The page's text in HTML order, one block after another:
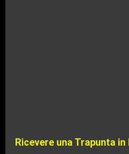
Ricevere una Trapunta in